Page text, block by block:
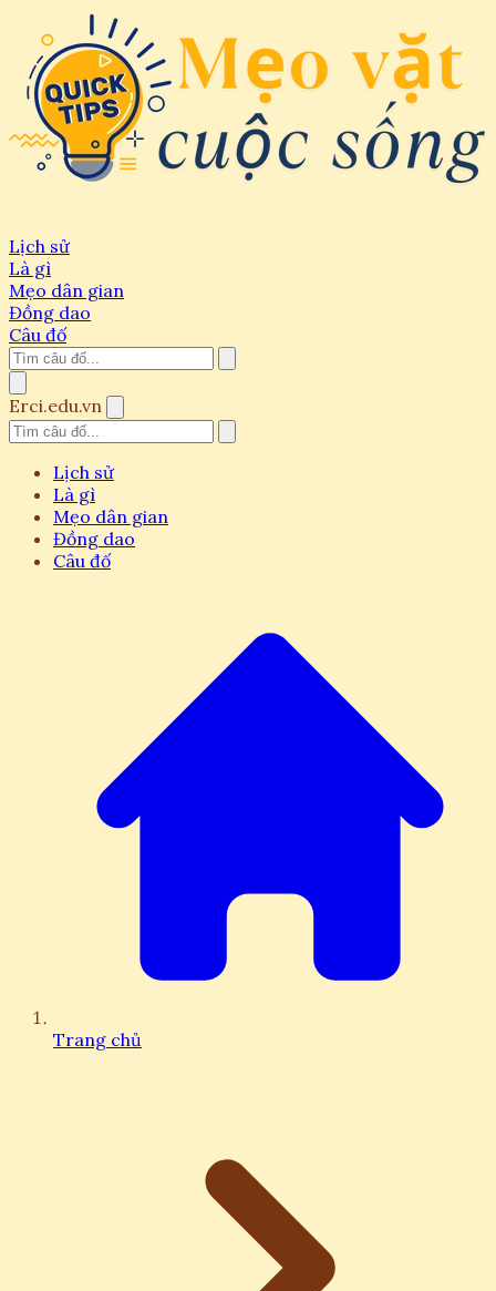
Lịch sử
Là gì
Mẹo dân gian
Đồng dao
Câu đố
Erci.edu.vn
Lịch sử
Là gì
Mẹo dân gian
Đồng dao
Câu đố
Trang chủ